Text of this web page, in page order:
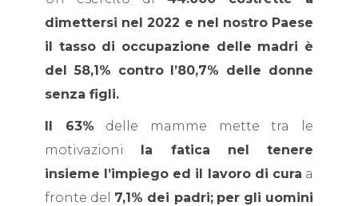
dimettersi nel 2022 e nel nostro Paese
il tasso di occupazione delle madri è
del 58,1% contro l’80,7% delle donne
senza figli.
Il 63% delle mamme mette tra le
motivazioni la fatica nel tenere
insieme l’impiego ed il lavoro di cura a
fronte del 7,1% dei padri; per gli uomini